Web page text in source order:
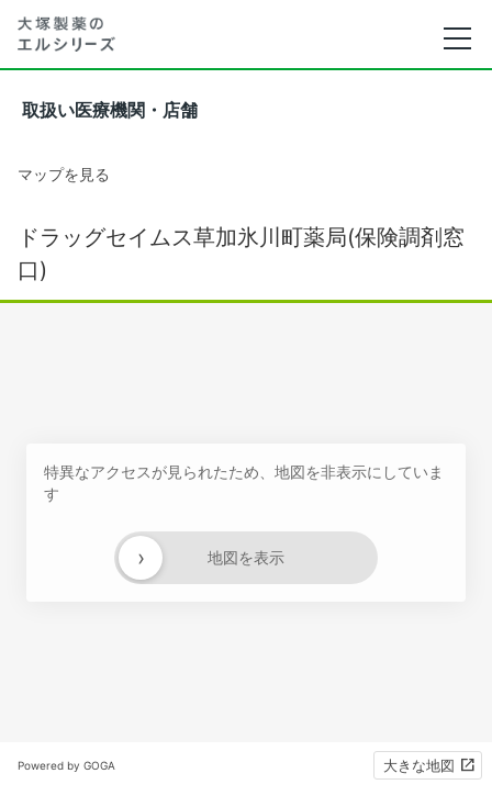
取扱い医療機関・店舗
マップを見る
ドラッグセイムス草加氷川町薬局(保険調剤窓
口)
特異なアクセスが見られたため、地図を非表示にしていま
す
地図を表示
›
Powered by GOGA 大きな地図